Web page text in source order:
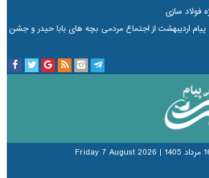
اردیبهشت از اجتماع مردمی بچه های بابا حیدر و جشن
|
Friday 7 August 2026